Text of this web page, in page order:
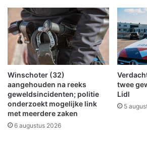
w
e
o
p
z
i
j
n
p
e
r
f
t
i
v
a
l
W
i
Winschoter (32)
aangehouden na reeks
geweldsincidenten; politie
onderzoekt mogelijke link
met meerdere zaken
6 augustus 2026
twee
Lidl
5